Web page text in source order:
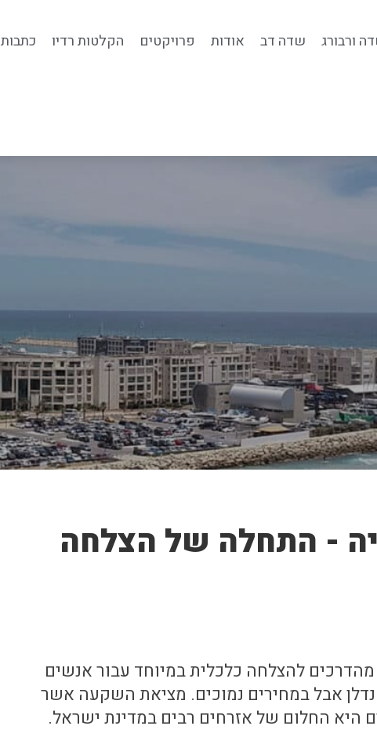
ורבורג שדה דב אודות פרויקטים הקלטות רדיו כתבות
- התחלה של הצלחה
להצלחה כלכלית במיוחד עבור אנשים
אבל במחירים נמוכים. מציאת השקעה אשר
היא החלום של אזרחים רבים במדינת ישראל.